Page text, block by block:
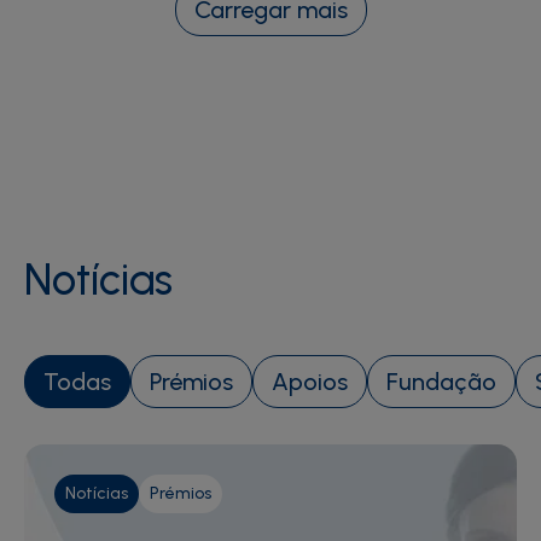
Carregar mais
Notícias
Todas Prémios Apoios Fundação
Notícias Prémios